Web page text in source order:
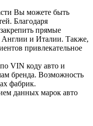
Вы можете быть
Благодаря
прямые
Англии и Италии. Также,
привлекательное
VIN коду авто и
бренда. Возможность
фабрик.
данных марок авто